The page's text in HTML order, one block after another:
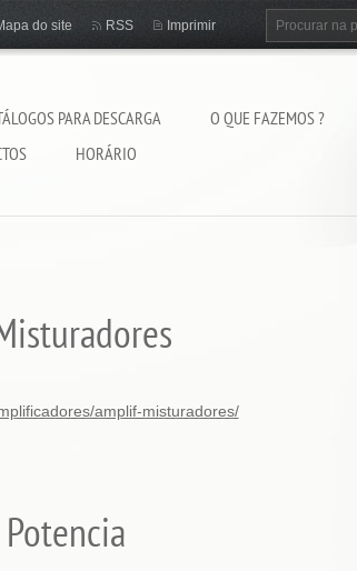
PARA DESCARGA O QUE FAZEMOS ?
HORÁRIO
do site RSS Imprimir
amplif-misturadores/